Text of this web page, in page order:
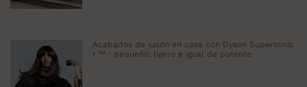
Acabados de salón en casa con Dyson Supersonic
r ™ : pequeño, ligero e igual de potente